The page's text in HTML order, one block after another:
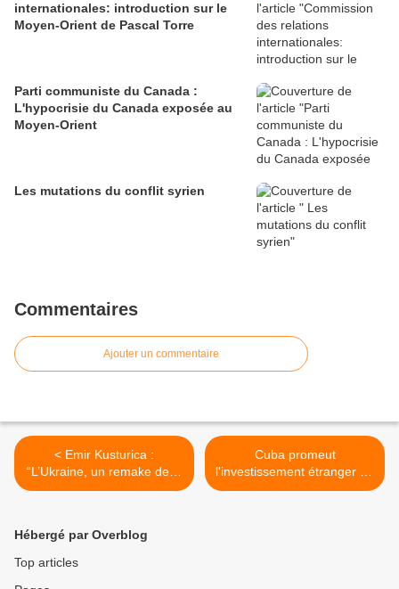
internationales: introduction sur le
Moyen-Orient de Pascal Torre
Parti communiste du Canada :
L'hypocrisie du Canada exposée au
Moyen-Orient
Les mutations du conflit syrien
Commentaires
Ajouter un commentaire
< Emir Kusturica :
“L’Ukraine, un remake de la
Yougoslavie”
Cuba promeut
l'investissement étranger en
France >
Hébergé par Overblog
Top articles